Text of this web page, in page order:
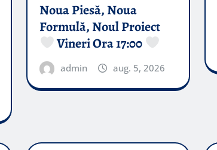
Noua Piesă, Noua
Formulă, Noul Proiect
Vineri Ora 17:00
admin aug. 5, 2026